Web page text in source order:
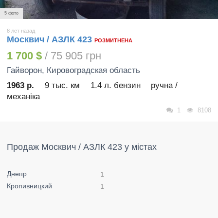
5 фото
8 лет назад
Москвич / АЗЛК 423 РОЗМИТНЕНА
1 700 $ / 75 905 грн
Гайворон, Кировоградская область
1963 р.
9 тыс. км 1.4 л. бензин
ручна /
механіка
1 8108
Продаж Москвич / АЗЛК 423 у містах
Днепр
1
Кропивницкий
1